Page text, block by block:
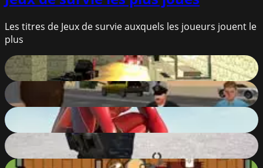
Les titres de Jeux de survie auxquels les joueurs jouent le
plus
Pixel Warfare
38%
Grand Shift Auto
85%
Amazing Strange Rope Police - Vice Spider Vegas
90
Combat Online
90
Surviv.io